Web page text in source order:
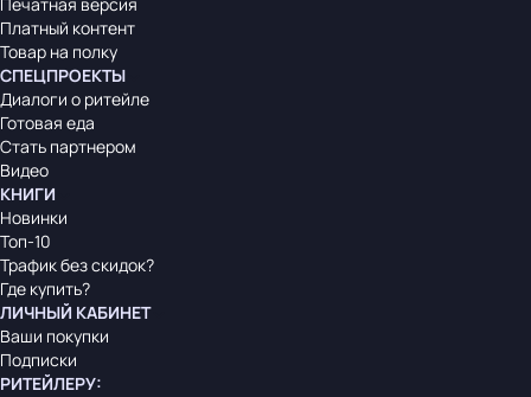
Печатная версия
Платный контент
Товар на полку
СПЕЦПРОЕКТЫ
Диалоги о ритейле
Готовая еда
Стать партнером
Видео
КНИГИ
Новинки
Топ-10
Трафик без скидок?
Где купить?
ЛИЧНЫЙ КАБИНЕТ
Ваши покупки
Подписки
РИТЕЙЛЕРУ: